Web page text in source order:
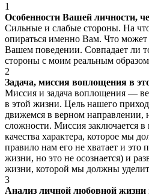
1
Особенности Вашей личности,
Сильные и слабые стороны. На
опираться именно Вам. Что
Вашем поведении. Совпадает ли
стороны с моим реальным
2
Задача, миссия воплощения в
Миссия и задача воплощения —
в этой жизни. Цель нашего
движемся в верном направлении,
сложности. Миссия заключается в
качества характера, которое мы
правило нам его не хватает и это
жизни, но это не осознается) и
жизни, которой мы должны
3
Анализ личной любовной жизни